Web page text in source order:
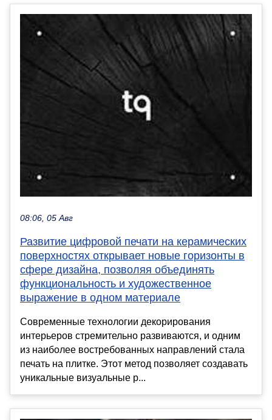
08:06, 05 Авг
Развитие цифровой печати на керамических
поверхностях открывает новые горизонты в
сфере дизайна, позволяя объединять
функциональность и художественное
выражение в одном материале
Современные технологии декорирования
интерьеров стремительно развиваются, и одним
из наиболее востребованных направлений стала
печать на плитке. Этот метод позволяет создавать
уникальные визуальные р...